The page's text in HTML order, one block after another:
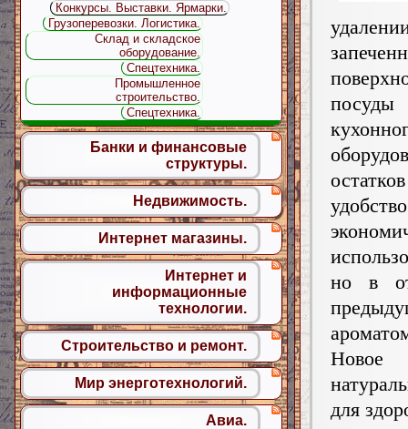
но в
Новое
для
Конкурсы. Выставки. Ярмарки.
Грузоперевозки. Логистика.
Склад и складское
оборудование.
Спецтехника.
Промышленное
строительство.
Спецтехника.
Банки и финансовые
структуры.
Недвижимость.
Интернет магазины.
Интернет и
информационные
технологии.
Строительство и ремонт.
Мир энерготехнологий.
Авиа.